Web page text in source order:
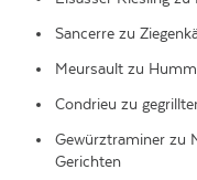
Sancerre zu
Meursault zu
Condrieu zu
Gewürztraminer zu
Gerichten